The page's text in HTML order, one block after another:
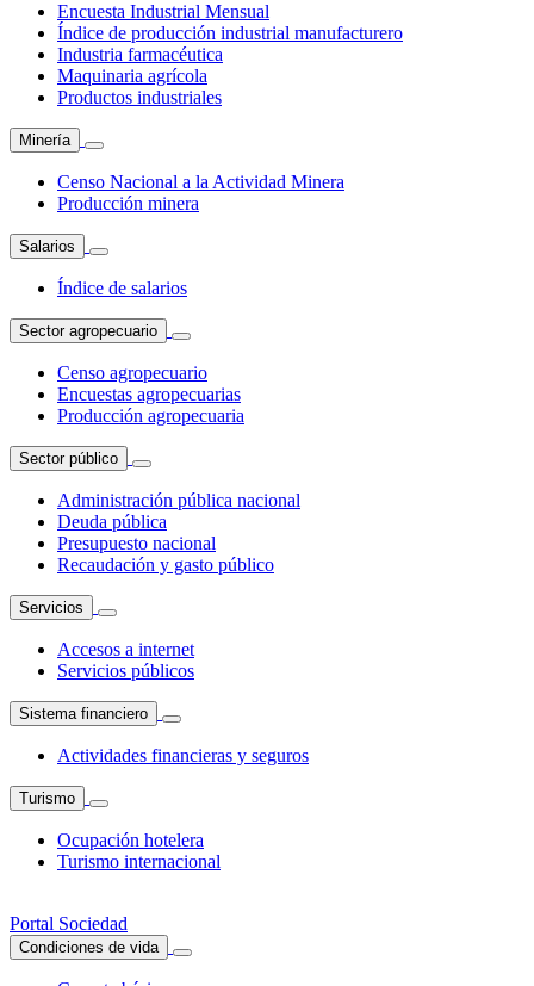
Encuesta Industrial Mensual
Índice de producción industrial manufacturero
Industria farmacéutica
Maquinaria agrícola
Productos industriales
Minería
Censo Nacional a la Actividad Minera
Producción minera
Salarios
Índice de salarios
Sector agropecuario
Censo agropecuario
Encuestas agropecuarias
Producción agropecuaria
Sector público
Administración pública nacional
Deuda pública
Presupuesto nacional
Recaudación y gasto público
Servicios
Accesos a internet
Servicios públicos
Sistema financiero
Actividades financieras y seguros
Turismo
Ocupación hotelera
Turismo internacional
Portal Sociedad
Condiciones de vida